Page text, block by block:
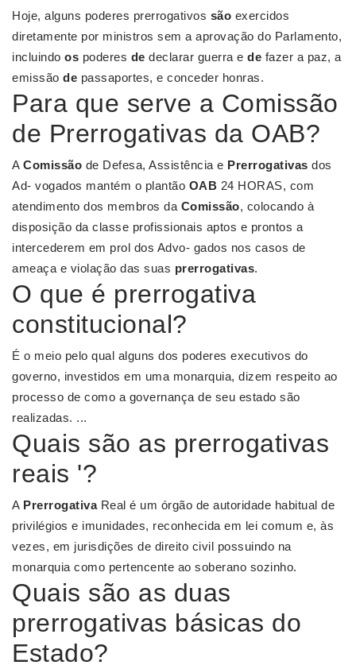
Hoje, alguns poderes prerrogativos são exercidos
diretamente por ministros sem a aprovação do Parlamento,
incluindo os poderes de declarar guerra e de fazer a paz, a
emissão de passaportes, e conceder honras.
Para que serve a Comissão
de Prerrogativas da OAB?
A Comissão de Defesa, Assistência e Prerrogativas dos
Ad- vogados mantém o plantão OAB 24 HORAS, com
atendimento dos membros da Comissão, colocando à
disposição da classe profissionais aptos e prontos a
intercederem em prol dos Advo- gados nos casos de
ameaça e violação das suas prerrogativas.
O que é prerrogativa
constitucional?
É o meio pelo qual alguns dos poderes executivos do
governo, investidos em uma monarquia, dizem respeito ao
processo de como a governança de seu estado são
realizadas. ...
Quais são as prerrogativas
reais '?
A PrerrogativaReal é um órgão de autoridade habitual de
privilégios e imunidades, reconhecida em lei comum e, às
vezes, em jurisdições de direito civil possuindo na
monarquia como pertencente ao soberano sozinho.
Quais são as duas
prerrogativas básicas do
Estado?